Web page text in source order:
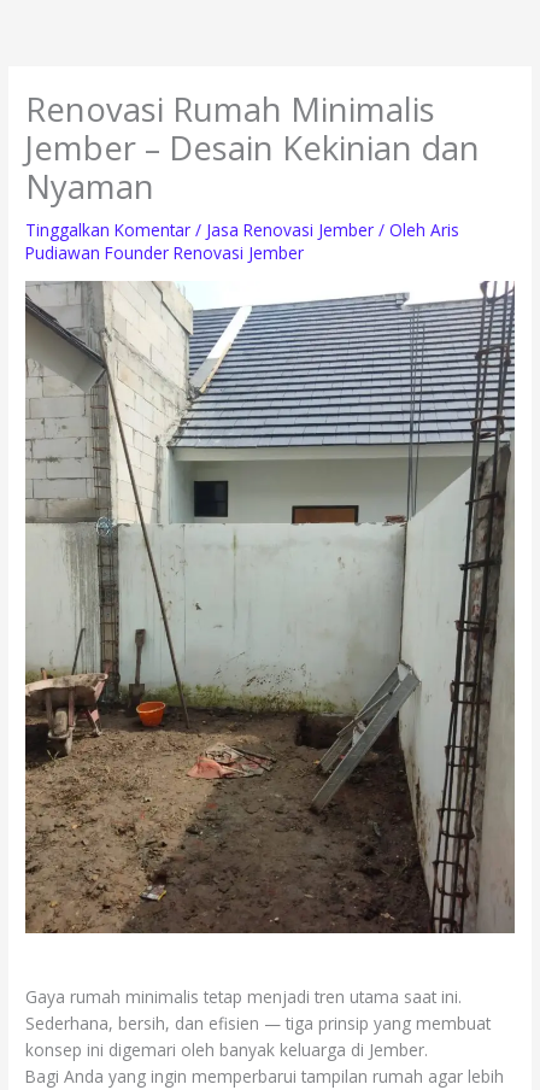
Renovasi Rumah Minimalis
Jember – Desain Kekinian dan
Nyaman
Tinggalkan Komentar / Jasa Renovasi Jember / OlehAris
Pudiawan Founder Renovasi Jember
Gaya rumah minimalis tetap menjadi tren utama saat ini.
Sederhana, bersih, dan efisien — tiga prinsip yang membuat
konsep ini digemari oleh banyak keluarga di Jember.
Bagi Anda yang ingin memperbarui tampilan rumah agar lebih